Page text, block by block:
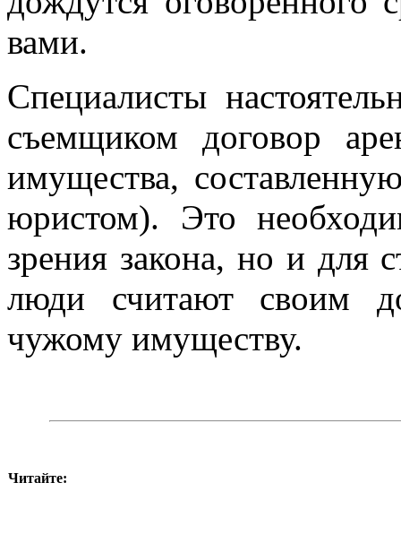
вами.
Специалисты
съемщиком договор
имущества,
юристом). Это
зрения закона, но и для
люди считают своим
чужому имуществу.
Читайте: